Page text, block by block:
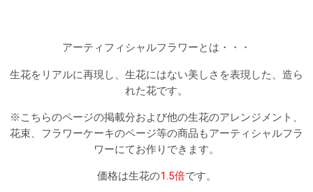
アーティフィシャルフラワーとは・・・
生花をリアルに再現し、生花にはない美しさを表現した、造ら
れた花です。
※こちらのページの掲載分および他の生花のアレンジメント、
花束、フラワーケーキのページ等の商品もアーティシャルフラ
ワーにてお作りできます。
価格は生花の1.5倍です。